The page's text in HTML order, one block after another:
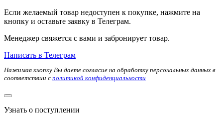
Если желаемый товар недоступен к покупке, нажмите на
кнопку и оставьте заявку в Телеграм.
Менеджер свяжется с вами и забронирует товар.
Написать в Телеграм
Нажимая кнопку Вы даете согласие на обработку персональных данных в
соответствии с политикой конфиденциальности
Узнать о поступлении